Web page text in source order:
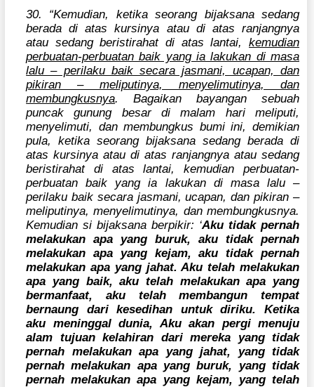
30. “Kemudian, ketika seorang bijaksana sedang
berada di atas kursinya atau di atas ranjangnya
atau sedang beristirahat di atas lantai, kemudian
perbuatan-perbuatan baik yang ia lakukan di masa
lalu – perilaku baik secara jasmani, ucapan, dan
pikiran – meliputinya, menyelimutinya, dan
membungkusnya. Bagaikan bayangan sebuah
puncak gunung besar di malam hari meliputi,
menyelimuti, dan membungkus bumi ini, demikian
pula, ketika seorang bijaksana sedang berada di
atas kursinya atau di atas ranjangnya atau sedang
beristirahat di atas lantai, kemudian perbuatan-
perbuatan baik yang ia lakukan di masa lalu –
perilaku baik secara jasmani, ucapan, dan pikiran –
meliputinya, menyelimutinya, dan membungkusnya.
Kemudian si bijaksana berpikir: ‘Aku tidak pernah
melakukan apa yang buruk, aku tidak pernah
melakukan apa yang kejam, aku tidak pernah
melakukan apa yang jahat. Aku telah melakukan
apa yang baik, aku telah melakukan apa yang
bermanfaat, aku telah membangun tempat
bernaung dari kesedihan untuk diriku. Ketika
aku meninggal dunia, Aku akan pergi menuju
alam tujuan kelahiran dari mereka yang tidak
pernah melakukan apa yang jahat, yang tidak
pernah melakukan apa yang buruk, yang tidak
pernah melakukan apa yang kejam, yang telah